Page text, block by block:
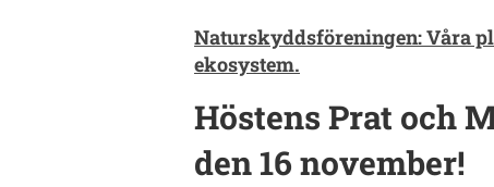
Naturskyddsföreningen: Våra
ekosystem.
Höstens Prat och
den 16 november!